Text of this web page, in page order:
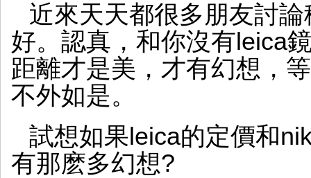
近來天天都很多朋友討
好。認真，和你沒有leica
距離才是美，才有幻想，
不外如是。
試想如果leica的定價和
有那麽多幻想?